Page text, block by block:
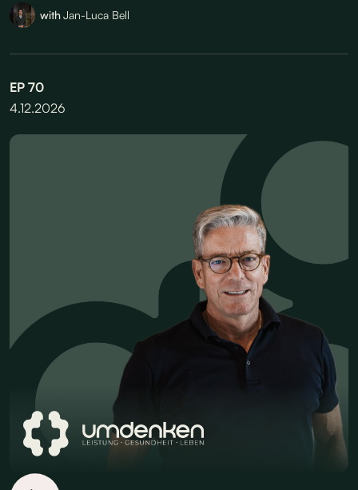
withJan-Luca Bell
EP 70
4.12.2026